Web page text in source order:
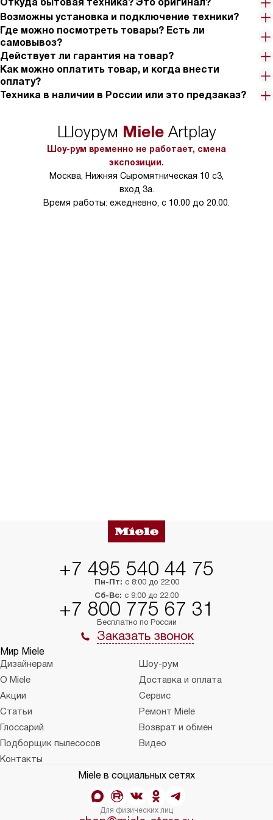
Возможны установка и подключение техники?
Где можно посмотреть товары? Есть ли
самовывоз?
Действует ли гарантия на товар?
Как можно оплатить товар, и когда внести
оплату?
Техника в наличии в России или это предзаказ?
Шоурум MieleArtplay
Шоу-рум временно не работает, смена
экспозиции.
Москва, Нижняя Сыромятническая 10 с3,
вход 3а.
Время работы: ежедневно, с 10.00 до 20.00.
+7 495 540 44 75
Пн-Пт: с 8:00 до 22:00
Сб-Вс: с 9:00 до 22:00
+7 800 775 67 31
Бесплатно по России
Заказать звонок
Мир Miele
Дизайнерам
Шоу-рум
О Miele
Доставка и оплата
Акции
Сервис
Статьи
Ремонт Miele
Глоссарий
Возврат и обмен
Подборщик пылесосов
Видео
Контакты
Miele в социальных сетях
Для физических лиц